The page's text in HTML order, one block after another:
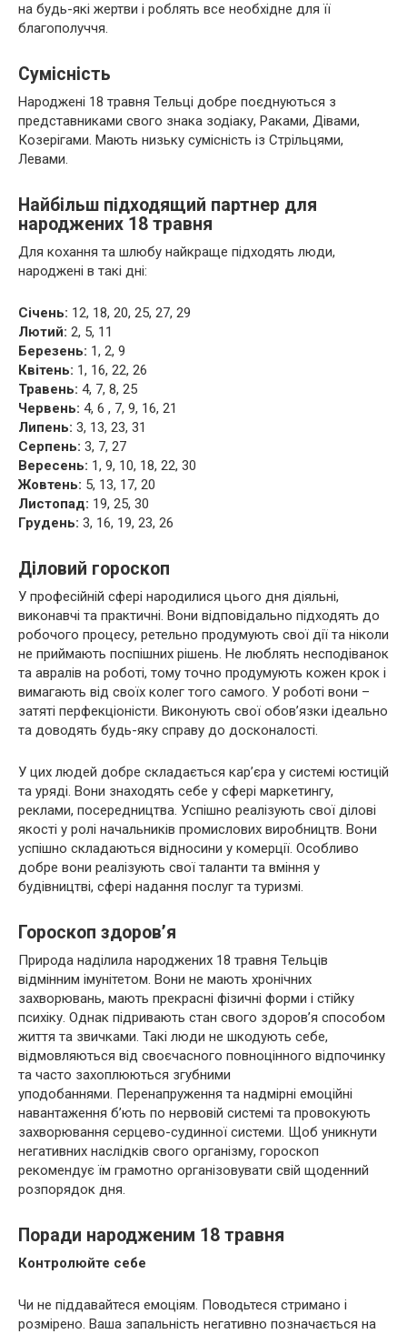
на будь-які жертви і роблять все необхідне для її
благополуччя.
Сумісність
Народжені 18 травня Тельці добре поєднуються з
представниками свого знака зодіаку, Раками, Дівами,
Козерігами. Мають низьку сумісність із Стрільцями,
Левами.
Найбільш підходящий партнер для
народжених 18 травня
Для кохання та шлюбу найкраще підходять люди,
народжені в такі дні:
Січень: 12, 18, 20, 25, 27, 29
Лютий: 2, 5, 11
Березень: 1, 2, 9
Квітень: 1, 16, 22, 26
Травень: 4, 7, 8, 25
Червень: 4, 6 , 7, 9, 16, 21
Липень: 3, 13, 23, 31
Серпень: 3, 7, 27
Вересень: 1, 9, 10, 18, 22, 30
Жовтень: 5, 13, 17, 20
Листопад: 19, 25, 30
Грудень: 3, 16, 19, 23, 26
Діловий гороскоп
У професійній сфері народилися цього дня діяльні,
виконавчі та практичні. Вони відповідально підходять до
робочого процесу, ретельно продумують свої дії та ніколи
не приймають поспішних рішень. Не люблять несподіванок
та авралів на роботі, тому точно продумують кожен крок і
вимагають від своїх колег того самого. У роботі вони –
затяті перфекціоністи. Виконують свої обов’язки ідеально
та доводять будь-яку справу до досконалості.
У цих людей добре складається кар’єра у системі юстицій
та уряді. Вони знаходять себе у сфері маркетингу,
реклами, посередництва. Успішно реалізують свої ділові
якості у ролі начальників промислових виробництв. Вони
успішно складаються відносини у комерції. Особливо
добре вони реалізують свої таланти та вміння у
будівництві, сфері надання послуг та туризмі.
Гороскоп здоров’я
Природа наділила народжених 18 травня Тельців
відмінним імунітетом. Вони не мають хронічних
захворювань, мають прекрасні фізичні форми і стійку
психіку. Однак підривають стан свого здоров’я способом
життя та звичками. Такі люди не шкодують себе,
відмовляються від своєчасного повноцінного відпочинку
та часто захоплюються згубними
уподобаннями. Перенапруження та надмірні емоційні
навантаження б’ють по нервовій системі та провокують
захворювання серцево-судинної системи. Щоб уникнути
негативних наслідків свого організму, гороскоп
рекомендує їм грамотно організовувати свій щоденний
розпорядок дня.
Поради народженим 18 травня
Контролюйте себе
Чи не піддавайтеся емоціям. Поводьтеся стримано і
розмірено. Ваша запальність негативно позначається на